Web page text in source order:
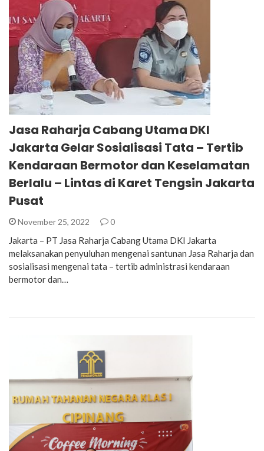
Jasa Raharja Cabang Utama DKI
Jakarta Gelar Sosialisasi Tata – Tertib
Kendaraan Bermotor dan Keselamatan
Berlalu – Lintas di Karet Tengsin Jakarta
Pusat
November 25, 2022 0
Jakarta – PT Jasa Raharja Cabang Utama DKI Jakarta
melaksanakan penyuluhan mengenai santunan Jasa Raharja dan
sosialisasi mengenai tata – tertib administrasi kendaraan
bermotor dan…